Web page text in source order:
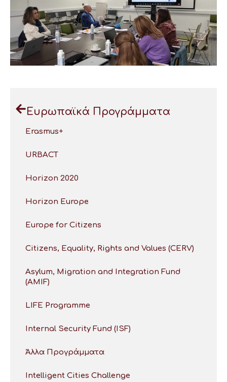
Ευρωπαϊκά Προγράμματα
Erasmus+
URBACT
Horizon 2020
Horizon Europe
Europe for Citizens
Citizens, Equality, Rights and Values (CERV)
Asylum, Migration and Integration Fund
(AMIF)
LIFE Programme
Internal Security Fund (ISF)
Άλλα Προγράμματα
Intelligent Cities Challenge